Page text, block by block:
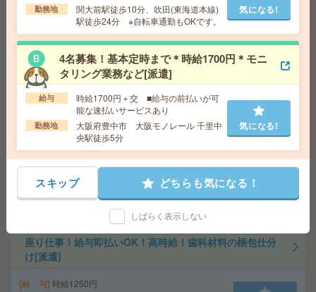
給 与 無資格未経験：時給1400円～ ■週払いOK
■扶養内OK ■日収1万1200円以上
交通費 交通費全額支給
勤務地
【大阪市東淀川区】淡路・だいどう豊里・井
高野・柴島・ＪＲ淡路など勤務地多数！
気になる!
＼8名募集／未経験OK！大手企業＊健康診断結果データ
チェック等[派遣]
時給1600円＋交 【月収例】316,000円～ ■
給与の前払いが可能な速払いサービスあり
交通費支給あり
勤務地 大阪府大阪市中央区 大阪メトロ御堂筋線 心
斎橋駅徒歩7分、大阪メトロ御堂筋線 本町駅徒歩7分
気になる!
座り仕事！給与即払いOK！高時給！歯科材料の梱包仕分
け[派遣]
給 与 時給1250円
勤務地
関大前駅徒歩10分、吹田(東海道本線)
駅徒歩24分 ※自転車通勤もOKです。
気になる!
4名募集！基本定時まで＊時給1700円＊モニ
タリング業務など[派遣]
給与
時給1700円＋交 ■給与の前払いが可
能な速払いサービスあり
勤務地
大阪府豊中市 大阪モノレール 千里中
央駅徒歩5分
気になる!
スキップ どちらも気になる！
しばらく表示しない